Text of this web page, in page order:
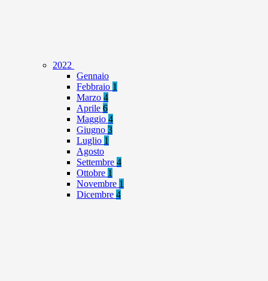
2022
Gennaio
Febbraio 1
Marzo 4
Aprile 6
Maggio 4
Giugno 3
Luglio 1
Agosto
Settembre 4
Ottobre 1
Novembre 1
Dicembre 4